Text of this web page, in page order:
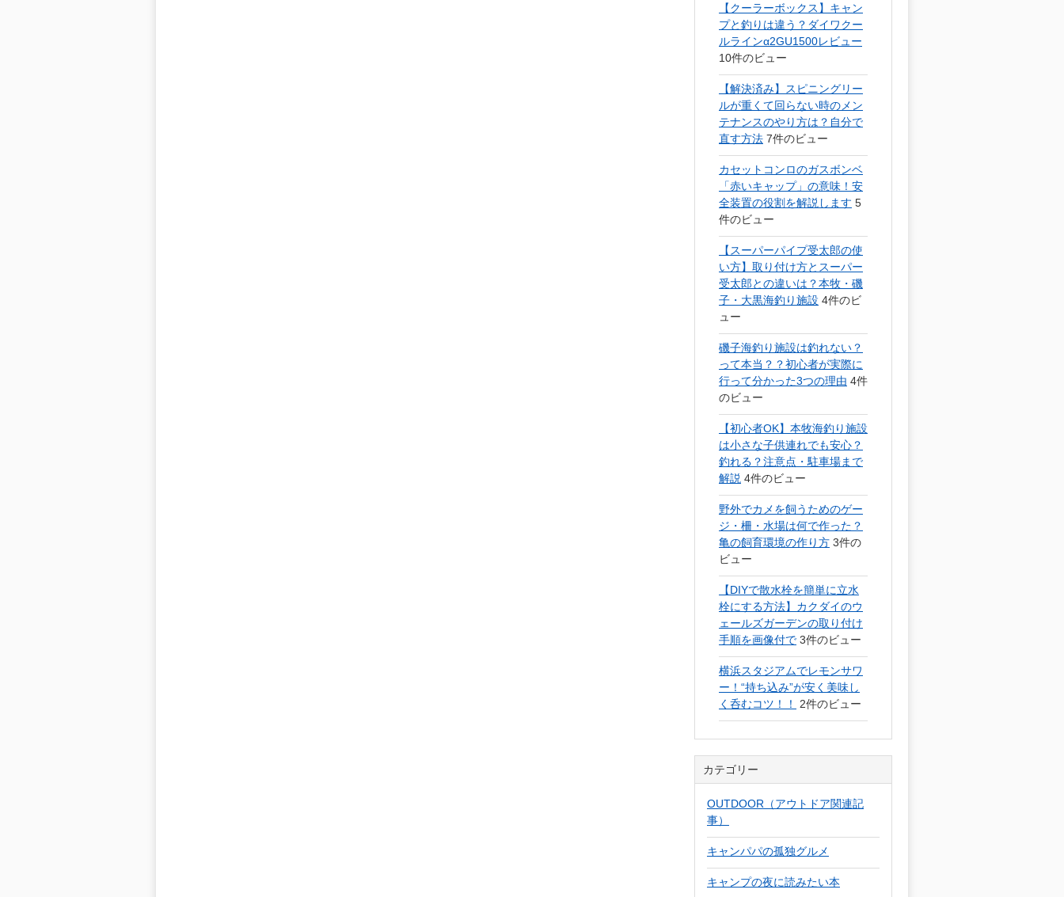
【クーラーボックス】キャン
プと釣りは違う？ダイワクー
ルラインα2GU1500レビュー
10件のビュー
【解決済み】スピニングリー
ルが重くて回らない時のメン
テナンスのやり方は？自分で
直す方法 7件のビュー
カセットコンロのガスボンベ
「赤いキャップ」の意味！安
全装置の役割を解説します 5
件のビュー
【スーパーパイプ受太郎の使
い方】取り付け方とスーパー
受太郎との違いは？本牧・磯
子・大黒海釣り施設 4件のビ
ュー
磯子海釣り施設は釣れない？
って本当？？初心者が実際に
行って分かった3つの理由 4件
のビュー
【初心者OK】本牧海釣り施設
は小さな子供連れでも安心？
釣れる？注意点・駐車場まで
解説 4件のビュー
野外でカメを飼うためのゲー
ジ・柵・水場は何で作った？
亀の飼育環境の作り方 3件の
ビュー
【DIYで散水栓を簡単に立水
栓にする方法】カクダイのウ
ェールズガーデンの取り付け
手順を画像付で 3件のビュー
横浜スタジアムでレモンサワ
ー！“持ち込み”が安く美味し
く呑むコツ！！
2件のビュー
カテゴリー
OUTDOOR（アウトドア関連記
事）
キャンパパの孤独グルメ
キャンプの夜に読みたい本